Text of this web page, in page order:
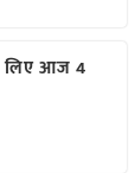
लिए आज 4